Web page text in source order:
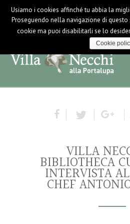
LOGIN / LOGOUT
VILLA
BIBLIOTHECA
INTERVISTA
CHEF
Usiamo i cookies affinché tu abbia la
Proseguendo nella navigazione di
cookie ma puoi disabilitarli se lo
Cookie